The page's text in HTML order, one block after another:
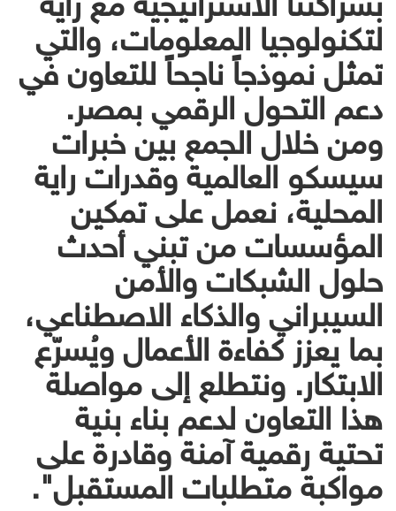
لتكنولوجيا المعلومات، والتي
تمثل نموذجاً ناجحاً للتعاون في
دعم التحول الرقمي بمصر.
ومن خلال الجمع بين خبرات
سيسكو العالمية وقدرات راية
المحلية، نعمل على تمكين
المؤسسات من تبني أحدث
حلول الشبكات والأمن
السيبراني والذكاء الاصطناعي،
بما يعزز كفاءة الأعمال ويُسرّع
الابتكار. ونتطلع إلى مواصلة
هذا التعاون لدعم بناء بنية
تحتية رقمية آمنة وقادرة على
مواكبة متطلبات المستقبل".